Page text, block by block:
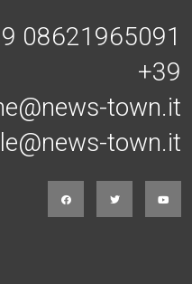
08621965091
+39
town.it
town.it